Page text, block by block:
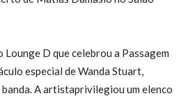
Lounge D que celebrou a Passagem
especial de Wanda Stuart,
. Aartistaprivilegiou um elenco